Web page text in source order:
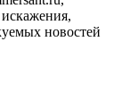
новостей